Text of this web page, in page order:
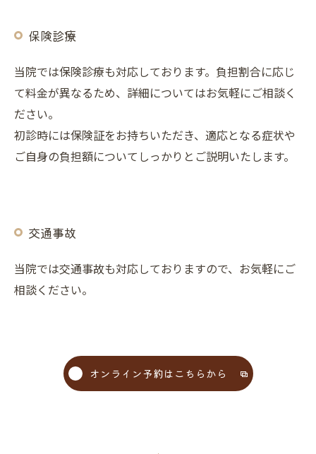
保険診療
当院では保険診療も対応しております。負担割合に応じ
て料金が異なるため、詳細についてはお気軽にご相談く
ださい。
初診時には保険証をお持ちいただき、適応となる症状や
ご自身の負担額についてしっかりとご説明いたします。
交通事故
当院では交通事故も対応しておりますので、お気軽にご
相談ください。
オンライン予約はこちらから